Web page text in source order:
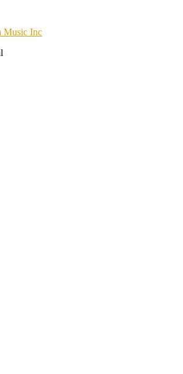
Music Inc